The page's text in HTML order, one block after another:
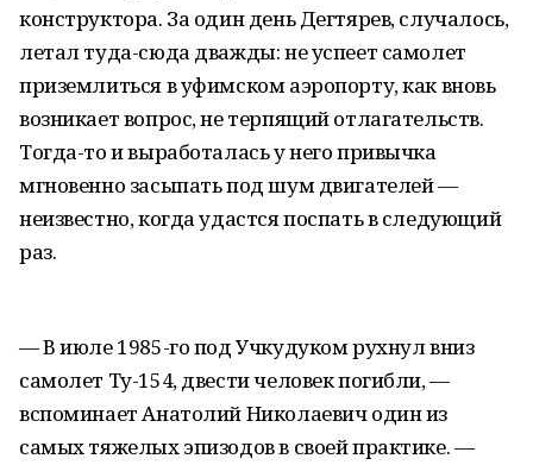
конструктора. За один день Дегтярев, случалось,
летал туда-сюда дважды: не успеет самолет
приземлиться в уфимском аэропорту, как вновь
возникает вопрос, не терпящий отлагательств.
Тогда-то и выработалась у него привычка
мгновенно засыпать под шум двигателей —
неизвестно, когда удастся поспать в следующий
раз.
— В июле 1985-го под Учкудуком рухнул вниз
самолет Ту-154, двести человек погибли, —
вспоминает Анатолий Николаевич один из
самых тяжелых эпизодов в своей практике. —